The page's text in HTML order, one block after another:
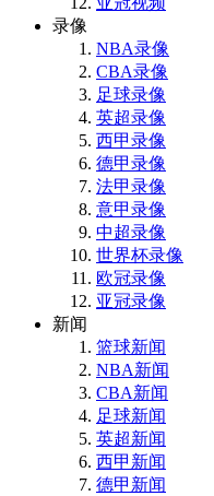
录像
NBA录像
CBA录像
足球录像
英超录像
西甲录像
德甲录像
法甲录像
意甲录像
中超录像
世界杯录像
欧冠录像
亚冠录像
新闻
篮球新闻
NBA新闻
CBA新闻
足球新闻
英超新闻
西甲新闻
德甲新闻